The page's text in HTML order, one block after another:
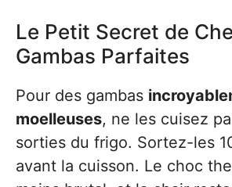
Le Petit Secret de
Gambas Parfaites
Pour des gambas
moelleuses, ne les cuisez
sorties du frigo. Sortez-les
avant la cuisson. Le choc